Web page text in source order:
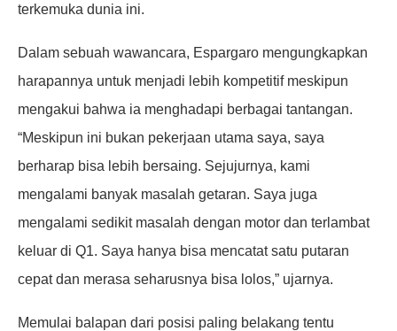
terkemuka dunia ini.
Dalam sebuah wawancara, Espargaro mengungkapkan
harapannya untuk menjadi lebih kompetitif meskipun
mengakui bahwa ia menghadapi berbagai tantangan.
“Meskipun ini bukan pekerjaan utama saya, saya
berharap bisa lebih bersaing. Sejujurnya, kami
mengalami banyak masalah getaran. Saya juga
mengalami sedikit masalah dengan motor dan terlambat
keluar di Q1. Saya hanya bisa mencatat satu putaran
cepat dan merasa seharusnya bisa lolos,” ujarnya.
Memulai balapan dari posisi paling belakang tentu